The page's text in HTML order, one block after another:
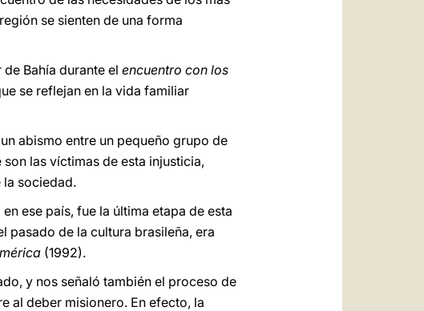
se sienten de una forma
Bahía durante el encuentro con los
se reflejan en la vida familiar
abismo entre un pequeño grupo de
las víctimas de esta injusticia,
la sociedad.
ese país, fue la última etapa de esta
pasado de la cultura brasileña, era
(1992).
y nos señaló también el proceso de
al deber misionero. En efecto, la